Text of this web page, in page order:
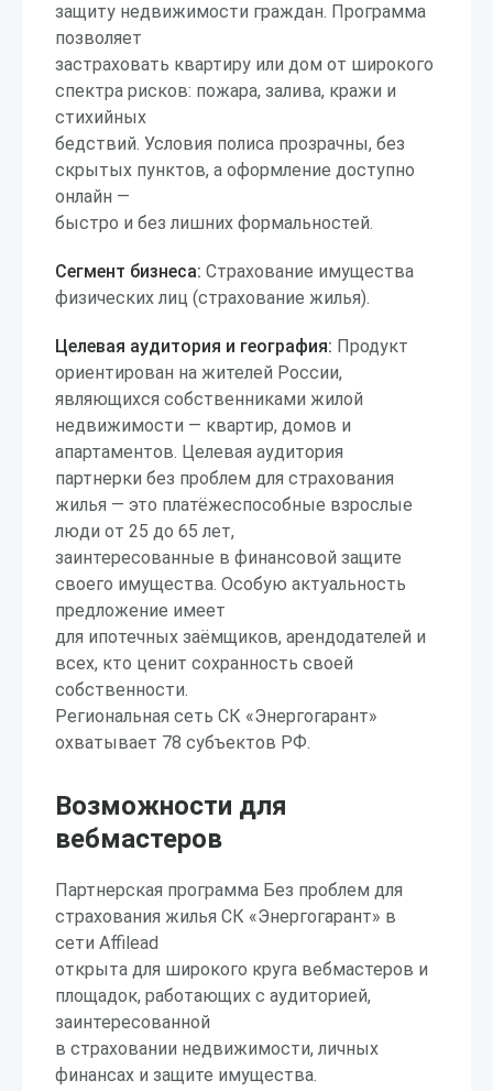
защиту недвижимости граждан. Программа
позволяет
застраховать квартиру или дом от широкого
спектра рисков: пожара, залива, кражи и
стихийных
бедствий. Условия полиса прозрачны, без
скрытых пунктов, а оформление доступно
онлайн —
быстро и без лишних формальностей.
Сегмент бизнеса: Страхование имущества
физических лиц (страхование жилья).
Целевая аудитория и география: Продукт
ориентирован на жителей России,
являющихся собственниками жилой
недвижимости — квартир, домов и
апартаментов. Целевая аудитория
партнерки без проблем для страхования
жилья — это платёжеспособные взрослые
люди от 25 до 65 лет,
заинтересованные в финансовой защите
своего имущества. Особую актуальность
предложение имеет
для ипотечных заёмщиков, арендодателей и
всех, кто ценит сохранность своей
собственности.
Региональная сеть СК «Энергогарант»
охватывает 78 субъектов РФ.
Возможности для
вебмастеров
Партнерская программа Без проблем для
страхования жилья СК «Энергогарант» в
сети Affilead
открыта для широкого круга вебмастеров и
площадок, работающих с аудиторией,
заинтересованной
в страховании недвижимости, личных
финансах и защите имущества.